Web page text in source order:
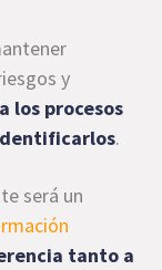
y
los procesos
.
será un
tanto a